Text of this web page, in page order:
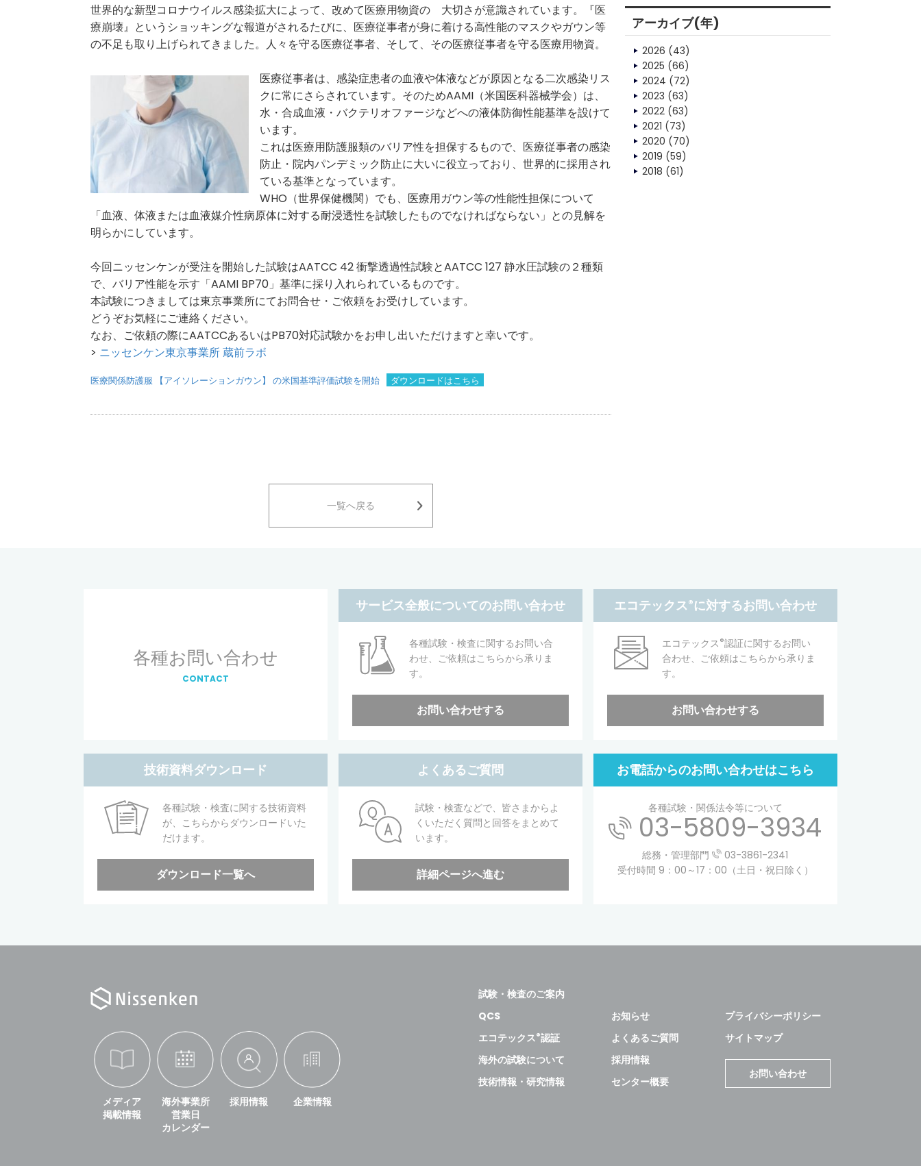
世界的な新型コロナウイルス感染拡大によって、改めて医療用物資の 大切さが意識されています。『医
療崩壊』というショッキングな報道がされるたびに、医療従事者が身に着ける高性能のマスクやガウン等
の不足も取り上げられてきました。人々を守る医療従事者、そして、その医療従事者を守る医療用物資。
医療従事者は、感染症患者の血液や体液などが原因となる二次感染リス
クに常にさらされています。そのためAAMI（米国医科器械学会）は、
水・合成血液・バクテリオファージなどへの液体防御性能基準を設けて
います。
これは医療用防護服類のバリア性を担保するもので、医療従事者の感染
防止・院内パンデミック防止に大いに役立っており、世界的に採用され
ている基準となっています。
WHO（世界保健機関）でも、医療用ガウン等の性能性担保について
「血液、体液または血液媒介性病原体に対する耐浸透性を試験したものでなければならない」との見解を
明らかにしています。
今回ニッセンケンが受注を開始した試験はAATCC 42 衝撃透過性試験とAATCC 127 静水圧試験の２種類
で、バリア性能を示す「AAMI BP70」基準に採り入れられているものです。
本試験につきましては東京事業所にてお問合せ・ご依頼をお受けしています。
どうぞお気軽にご連絡ください。
なお、ご依頼の際にAATCCあるいはPB70対応試験かをお申し出いただけますと幸いです。
> ニッセンケン東京事業所 蔵前ラボ
医療関係防護服 【アイソレーションガウン】 の米国基準評価試験を開始 ダウンロードはこちら
一覧へ戻る
アーカイブ(年)
2026 (43)
2025 (66)
2024 (72)
2023 (63)
2022 (63)
2021 (73)
2020 (70)
2019 (59)
2018 (61)
各種お問い合わせ
CONTACT
サービス全般についてのお問い合わせ
各種試験・検査に関するお問い合
わせ、ご依頼はこちらから承りま
す。
お問い合わせする
エコテックス®に対するお問い合わせ
エコテックス®認証に関するお問い
合わせ、ご依頼はこちらから承りま
す。
お問い合わせする
技術資料ダウンロード
各種試験・検査に関する技術資料
が、こちらからダウンロードいた
だけます。
ダウンロード一覧へ
よくあるご質問
試験・検査などで、皆さまからよ
くいただく質問と回答をまとめて
います。
詳細ページへ進む
お電話からのお問い合わせはこちら
各種試験・関係法令等について
03-5809-3934
総務・管理部門
03-3861-2341
受付時間 9：00～17：00（土日・祝日除く）
メディア
掲載情報
海外事業所
営業日
カレンダー
採用情報 企業情報
試験・検査のご案内
QCS
エコテックス®認証
海外の試験について
技術情報・研究情報
お知らせ
よくあるご質問
採用情報
センター概要
プライバシーポリシー
サイトマップ
お問い合わせ